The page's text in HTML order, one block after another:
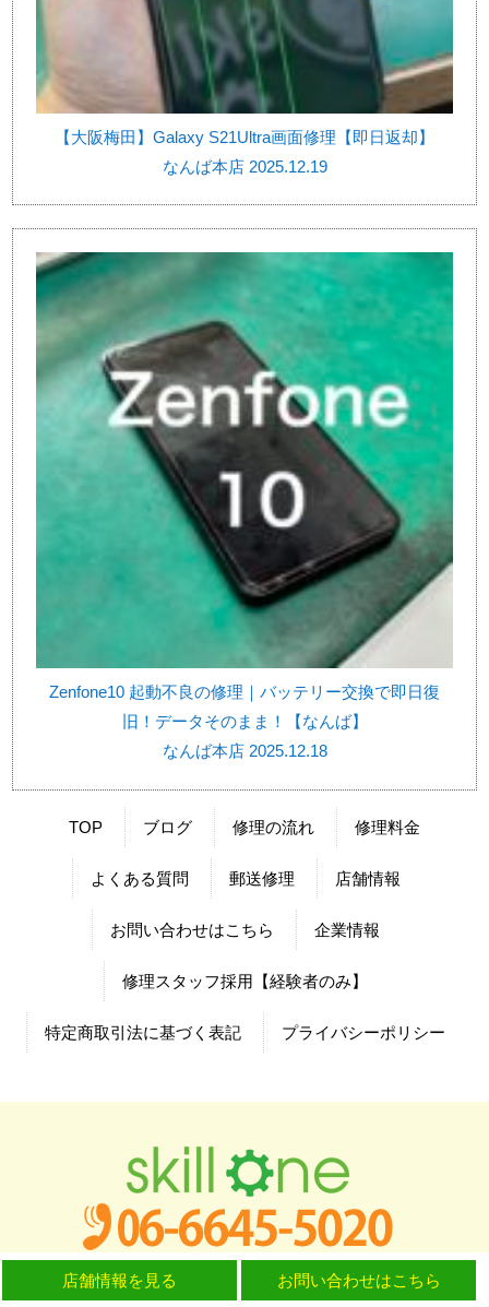
【大阪梅田】Galaxy S21Ultra画面修理【即日返却】
なんば本店 2025.12.19
Zenfone10 起動不良の修理｜バッテリー交換で即日復
旧！データそのまま！【なんば】
なんば本店 2025.12.18
TOP ブログ 修理の流れ 修理料金
よくある質問 郵送修理 店舗情報
お問い合わせはこちら 企業情報
修理スタッフ採用【経験者のみ】
特定商取引法に基づく表記 プライバシーポリシー
店舗情報を見る お問い合わせはこちら